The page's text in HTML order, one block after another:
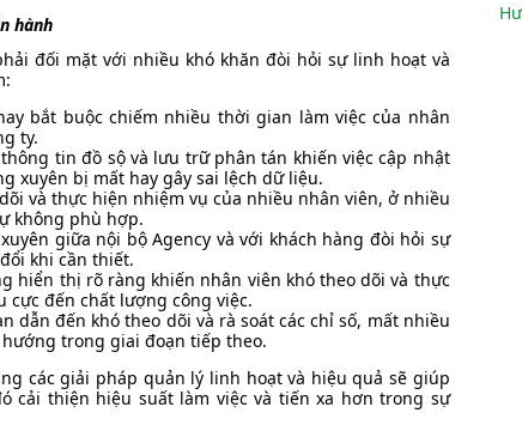
hành
đối mặt với nhiều khó khăn đòi hỏi sự linh hoạt và
bắt buộc chiếm nhiều thời gian làm việc của nhân
ty.
tin đồ sộ và lưu trữ phân tán khiến việc cập nhật
xuyên bị mất hay gây sai lệch dữ liệu.
và thực hiện nhiệm vụ của nhiều nhân viên, ở nhiều
không phù hợp.
giữa nội bộ Agency và với khách hàng đòi hỏi sự
khi cần thiết.
hiển thị rõ ràng khiến nhân viên khó theo dõi và thực
đến chất lượng công việc.
dẫn đến khó theo dõi và rà soát các chỉ số, mất nhiều
trong giai đoạn tiếp theo.
các giải pháp quản lý linh hoạt và hiệu quả sẽ giúp
cải thiện hiệu suất làm việc và tiến xa hơn trong sự